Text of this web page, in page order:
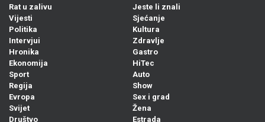
Rat u zalivu
Vijesti
Politika
Intervjui
Hronika
Ekonomija
Sport
Regija
Evropa
Svijet
Društvo
Jeste li znali
Sjećanje
Kultura
Zdravlje
Gastro
HiTec
Auto
Show
Sex i grad
Žena
Estrada